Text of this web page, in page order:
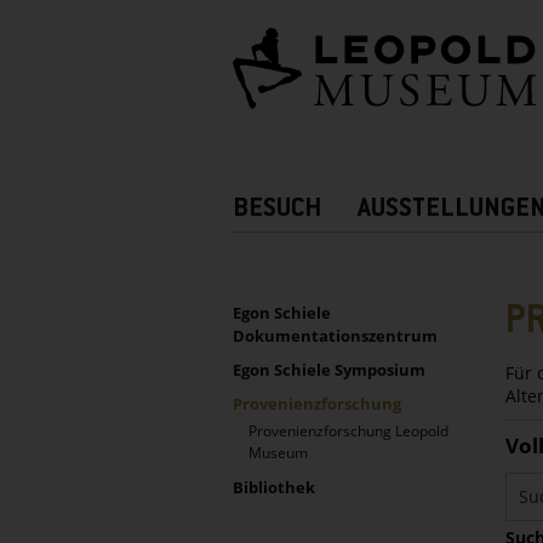
Hauptnavigation
BESUCH AUSSTELLUNGEN
Sidebar
UNTERNAVIGATION
Egon Schiele
Dokumentationszentrum
Egon Schiele Symposium
Provenienzforschung
Provenienzforschung Leopold
Museum
Bibliothek
Für